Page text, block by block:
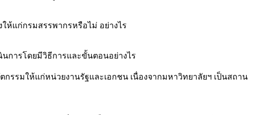
ห้แก่กรมสรรพากรหรือไม่ อย่างไร
การโดยมีวิธีการและขั้นตอนอย่างไร
มให้แก่หน่วยงานรัฐและเอกชน เนื่องจากมหาวิทยาลัยฯ เป็นสถาน